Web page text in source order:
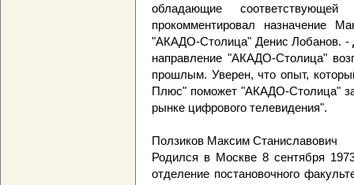
обладающие
прокомментировал назначение
"АКАДО-Столица" Денис Лобанов. -
направление "АКАДО-Столица"
прошлым. Уверен, что опыт,
Плюс" поможет "АКАДО-Столица"
рынке цифрового телевидения".
Ползиков Максим Станиславович
Родился в Москве 8 сентября
отделение постановочного